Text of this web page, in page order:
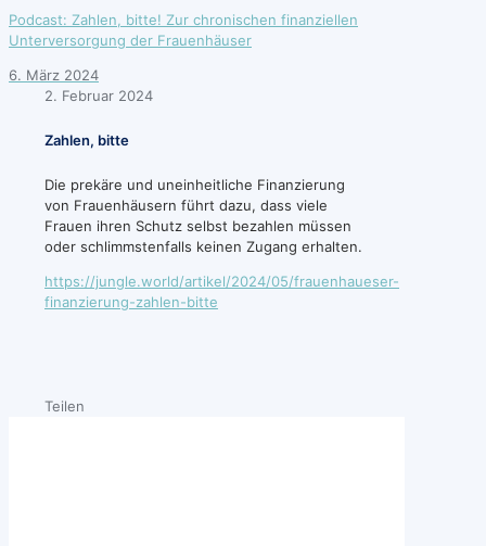
Podcast: Zahlen, bitte! Zur chronischen finanziellen
Unterversorgung der Frauenhäuser
6. März 2024
2. Februar 2024
Zahlen, bitte
Die prekäre und uneinheitliche Finanzierung
von Frauenhäusern führt dazu, dass viele
Frauen ihren Schutz selbst bezahlen müssen
oder schlimmstenfalls keinen Zugang erhalten.
https://jungle.world/artikel/2024/05/frauenhaueser-
finanzierung-zahlen-bitte
Teilen